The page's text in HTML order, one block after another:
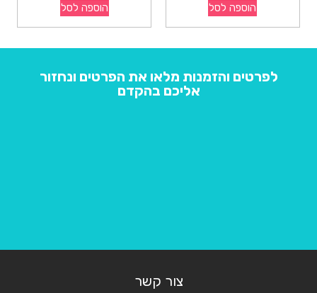
הוספה לסל הוספה לסל
לפרטים והזמנות מלאו את הפרטים ונחזור
אליכם בהקדם
צור קשר